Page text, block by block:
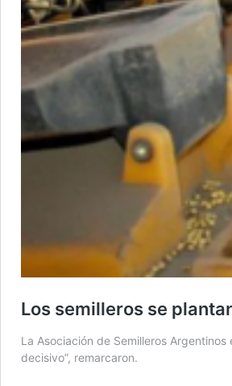
Los semilleros se
La Asociación de Semilleros
decisivo”, remarcaron.